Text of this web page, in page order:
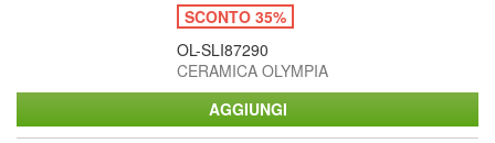
SCONTO 35%
OL-SLI87290
CERAMICA OLYMPIA